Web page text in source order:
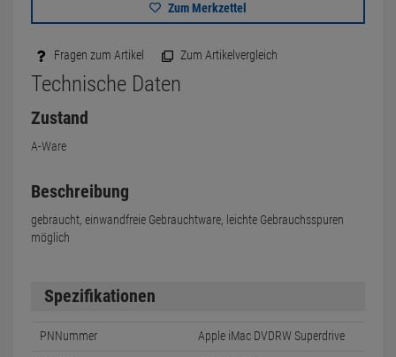
Zum Merkzettel
Fragen zum Artikel Zum Artikelvergleich
Technische Daten
Zustand
A-Ware
Beschreibung
gebraucht, einwandfreie Gebrauchtware, leichte Gebrauchsspuren
möglich
Spezifikationen
PNNummer Apple iMac DVDRW Superdrive